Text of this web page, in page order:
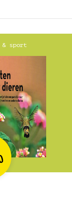
& sport
€ 21,99.
€ 9,90.